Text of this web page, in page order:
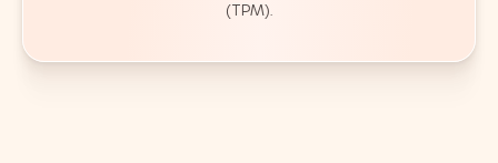
(TPM).